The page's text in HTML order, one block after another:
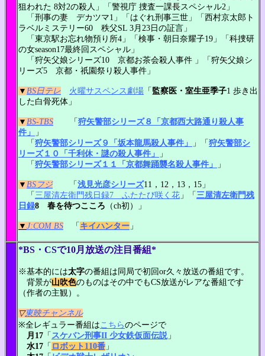
狙われた 8対2の殺人」「警視庁 捜査一課長スペシャル2」
「刑事の妻 デカツマ1」「はぐれ刑事三世」「西村京太郎ト
ラベルミステリー60 秩父SL 3月23日の証言」
「東京駅お忘れ物預り所4」「検事・朝日奈耀子19」「科捜研
の女season17最終回スペシャル」
「狩矢父娘シリーズ10 京都お茶会殺人事件 」「狩矢父娘シ
リーズ5 京都・祇園祭り殺人事件」
▼ BS日テレ 火曜サスペンス劇場 「 監察医・室生亜季子1 歩き出
した白骨死体」
▼ BS-TBS 「狩矢警部シリーズ８「京都西大路通り殺人事
件」
」
「狩矢警部シリーズ９「坂本龍馬殺人事件」 」「狩矢警部シ
リーズ１０「千利休・謎の殺人事件」
」
「狩矢警部シリーズ１１「京都舞踊襲名殺人事件」 」
▼ BSフジ「浅見光彦シリーズ11，12，13，15」
「 三屋清左衛門残日録7 ふたたび咲く花 」「 三屋清左衛門残
日録8 春を待つこころ （ch初）」
▼ J:COM BS 「 キイハンター 」
*BS・CSで10月放送の注目番組*
※基本的には太字の番組は同局で初回or久々放送の番組です。
背景が山吹色のものはその中でもCS放送がレアな番組です
（作者の主観）。
▽東映チャンネル
※全レギュラー番組は こちらのページで
月17 「 スケバン刑事II 少女鉄仮面伝説 」
水17 「 ロボット110番 」